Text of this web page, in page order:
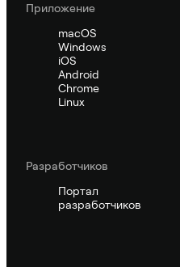
Приложение
macOS
Windows
iOS
Android
Chrome
Linux
Pазработчиков
Портал
разработчиков